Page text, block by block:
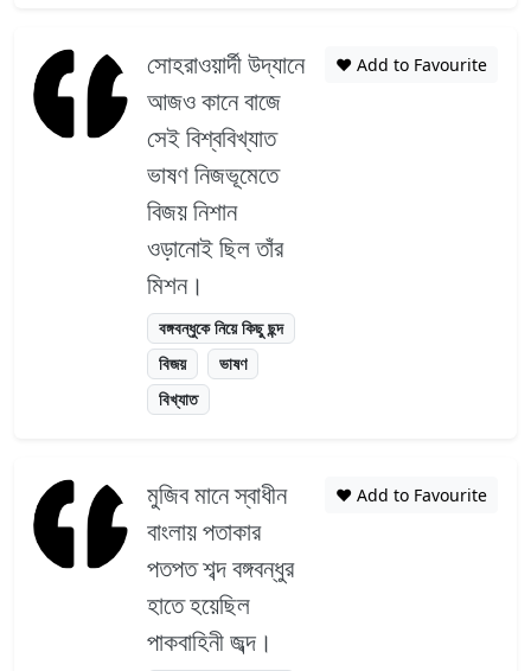
সোহরাওয়ার্দী উদ্যানে
আজও কানে বাজে
সেই বিশ্ববিখ্যাত
ভাষণ নিজভূমেতে
বিজয় নিশান
ওড়ানোই ছিল তাঁর
মিশন।
বঙ্গবন্ধুকে নিয়ে কিছু ছন্দ
বিজয়
ভাষণ
বিখ্যাত
❤️ Add to Favourite
মুজিব মানে স্বাধীন
বাংলায় পতাকার
পতপত শব্দ বঙ্গবন্ধুর
হাতে হয়েছিল
পাকবাহিনী জব্দ।
❤️ Add to Favourite